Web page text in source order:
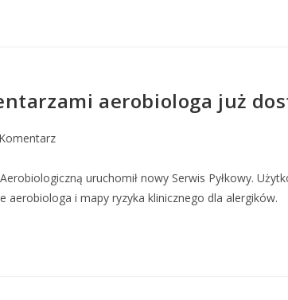
aerobiologa już
Komentarz
Aerobiologiczną uruchomił nowy Serwis Pyłkowy.
aerobiologa i mapy ryzyka klinicznego dla alergików.